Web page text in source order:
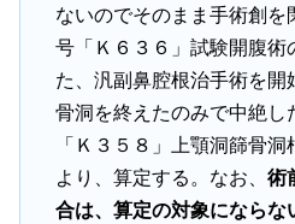
ないのでそのまま手術創を
号「Ｋ６３６」試験開腹術
た、汎副鼻腔根治手術を開
骨洞を終えたのみで中絶し
「Ｋ３５８」上顎洞篩骨
より、算定する。なお、 術
合は、算定の対象にならな